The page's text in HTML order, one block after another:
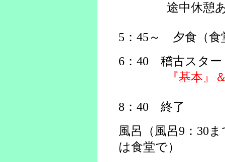
途中休憩あ
5：45～ 夕食（
6：40 稽古スター
『基本』
8：40 終了
風呂（風呂9：30
は食堂で）